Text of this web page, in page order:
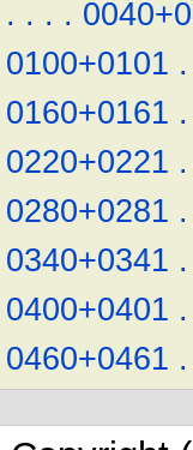
. . . .
0100+0101 .
0160+0161 .
0220+0221 .
0280+0281 .
0340+0341 .
0400+0401 .
0460+0461 .